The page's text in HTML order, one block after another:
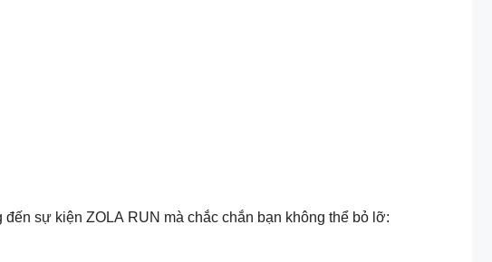
sự kiện ZOLA RUN mà chắc chắn bạn không thể bỏ lỡ: